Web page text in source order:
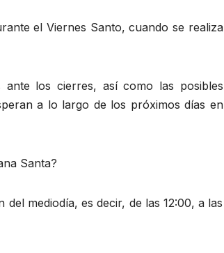
el Viernes Santo, cuando se realiza
ante los cierres, así como las posibles
a lo largo de los próximos días en
Santa?
mediodía, es decir, de las 12:00, a las